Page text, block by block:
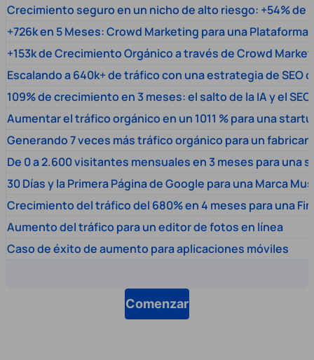
Crecimiento seguro en un nicho de alto riesgo: +54% de
+726k en 5 Meses: Crowd Marketing para una
+153k de Crecimiento Orgánico a través de Crowd
Escalando a 640k+ de tráfico con una estrategia de SEO
109% de crecimiento en 3 meses: el salto de la IA y el SEO
Aumentar el tráfico orgánico en un 1011 % para una
Generando 7 veces más tráfico orgánico para un
De 0 a 2.600 visitantes mensuales en 3 meses para una
30 Días y la Primera Página de Google para una Marca
Crecimiento del tráfico del 680% en 4 meses para una
Aumento del tráfico para un editor de fotos en línea
Caso de éxito de aumento para aplicaciones móviles
Comenzar